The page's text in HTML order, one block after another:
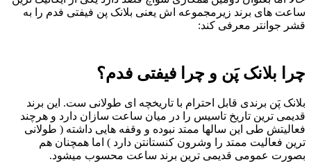
ساعت های برند زیرمجموعه اش یعنی بلانک پن فیفتی فدم را به
قشر جوانتر معرفی کند:
چرا بلانک پَن و چرا فیفتی فدم؟
بلانک پَن برندی قابل احترام با تاریخچه ای طولانی ست. این برند
قدیمی ترین تاریخ تاسیس را در میان ساعت سازان دارد و هرچند
فعالیتش طی این سالها ممتد نبوده و وقفه هایی داشته ( طولانی
ترین فعالیت ممتد را وشرون کنستانتن دارد ) اما همچنان هم
بصورت عمومی قدیمی ترین برند ساعت محسوب میشود.